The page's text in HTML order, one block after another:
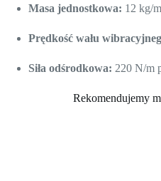
Masa jednostkowa: 12 kg/m
Prędkość wału
Siła odśrodkowa: 220 N/m
Rekomendujemy